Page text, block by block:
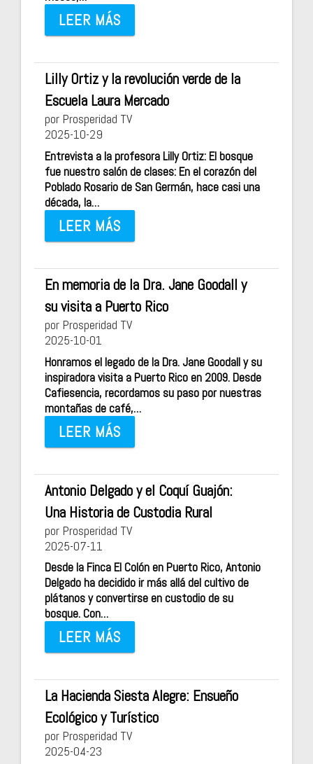
LEER MÁS
Lilly Ortiz y la revolución verde de la
Escuela Laura Mercado
por Prosperidad TV
2025-10-29
Entrevista a la profesora Lilly Ortiz: El bosque
fue nuestro salón de clases: En el corazón del
Poblado Rosario de San Germán, hace casi una
década, la…
LEER MÁS
En memoria de la Dra. Jane Goodall y
su visita a Puerto Rico
por Prosperidad TV
2025-10-01
Honramos el legado de la Dra. Jane Goodall y su
inspiradora visita a Puerto Rico en 2009. Desde
Cafiesencia, recordamos su paso por nuestras
montañas de café,…
LEER MÁS
Antonio Delgado y el Coquí Guajón:
Una Historia de Custodia Rural
por Prosperidad TV
2025-07-11
Desde la Finca El Colón en Puerto Rico, Antonio
Delgado ha decidido ir más allá del cultivo de
plátanos y convertirse en custodio de su
bosque. Con…
LEER MÁS
La Hacienda Siesta Alegre: Ensueño
Ecológico y Turístico
por Prosperidad TV
2025-04-23